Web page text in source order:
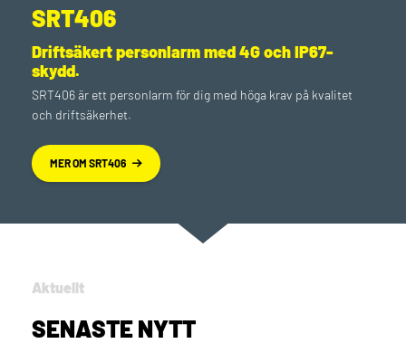
SRT406
Driftsäkert personlarm med 4G och IP67-
skydd.
SRT406 är ett personlarm för dig med höga krav på kvalitet
och driftsäkerhet.
MER OM SRT406
Aktuellt
SENASTE NYTT